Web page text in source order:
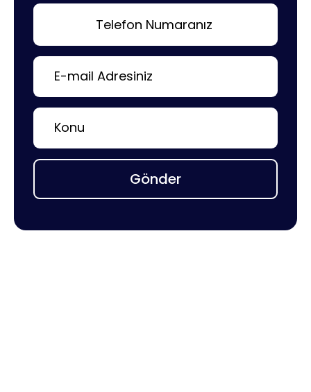
Gönder